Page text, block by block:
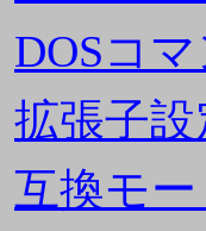
DOSコ
拡張子設
互換モー